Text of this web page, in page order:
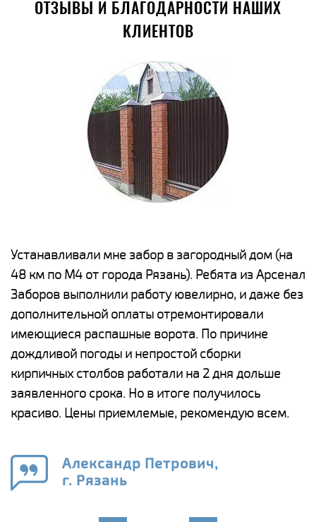
ОТЗЫВЫ И БЛАГОДАРНОСТИ НАШИХ
КЛИЕНТОВ
Устанавливали мне забор в загородный дом (на
48 км по М4 от города Рязань). Ребята из Арсенал
Заборов выполнили работу ювелирно, и даже без
дополнительной оплаты отремонтировали
имеющиеся распашные ворота. По причине
дождливой погоды и непростой сборки
кирпичных столбов работали на 2 дня дольше
заявленного срока. Но в итоге получилось
красиво. Цены приемлемые, рекомендую всем.
Александр Петрович,
г. Рязань